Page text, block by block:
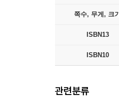
쪽수, 무게, 크기
ISBN13
ISBN10
관련분류